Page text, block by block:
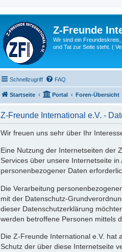
Z-Freunde
Wir sind ein
und Tat zur Seite steht. (
Schnellzugriff FAQ
Startseite Portal Foren-Übersicht
Z-Freunde International e.V. -
Wir freuen uns sehr über Ihr
Eine Nutzung der Internetseiten der
Services über unsere Internetseite
personenbezogener Daten
Die Verarbeitung
mit der Datenschutz-
dieser Datenschutzerklärung
werden betroffene Personen mittels
Die Z-Freunde International e.V. hat
Schutz der über diese Internetseite